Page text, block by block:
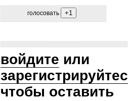
голосовать
войдите или
чтобы оставить